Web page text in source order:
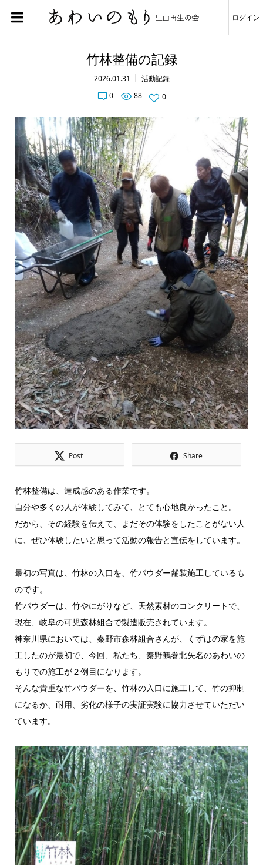
ログイン
竹林整備の記録
2026.01.31
活動記録
0
88 0
Post Share
竹林整備は、達成感のある作業です。
自分や多くの人が体験してみて、とても心地良かったこと。
だから、その経験を伝えて、まだその体験をしたことがない人
に、ぜひ体験したいと思って活動の報告と宣伝をしています。
最初の写真は、竹林の入口を、竹パウダー舗装施工しているも
のです。
竹パウダーは、竹やにがりなど、天然素材のコンクリートで、
現在、岐阜の可児森林組合で製造販売されています。
神奈川県においては、秦野市森林組合さんが、くずはの家を施
工したのが最初で、今回、私たち、秦野鶴巻北矢名のあわいの
もりでの施工が２例目になります。
そんな貴重な竹パウダーを、竹林の入口に施工して、竹の抑制
になるか、耐用、劣化の様子の実証実験に協力させていただい
ています。